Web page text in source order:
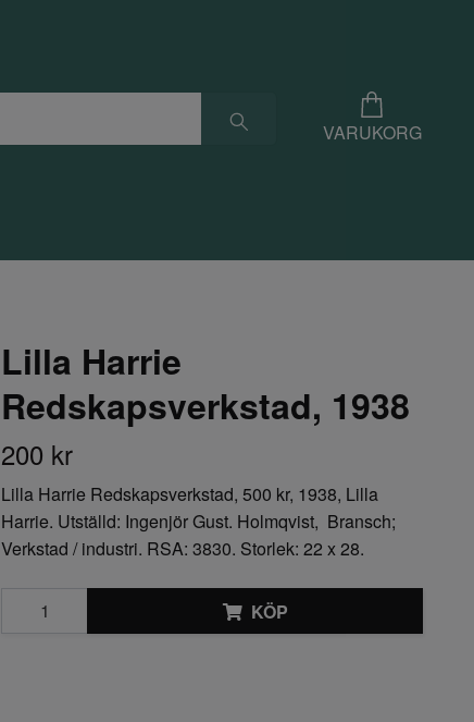
VARUKORG
Lilla Harrie
Redskapsverkstad, 1938
200 kr
Lilla Harrie Redskapsverkstad, 500 kr, 1938, Lilla
Harrie. Utställd: Ingenjör Gust. Holmqvist, Bransch;
Verkstad / industri. RSA: 3830. Storlek: 22 x 28.
KÖP